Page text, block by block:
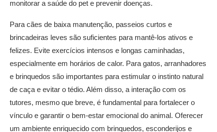
monitorar a saúde do pet e prevenir doenças.
Para cães de baixa manutenção, passeios curtos e
brincadeiras leves são suficientes para mantê-los ativos e
felizes. Evite exercícios intensos e longas caminhadas,
especialmente em horários de calor. Para gatos, arranhadores
e brinquedos são importantes para estimular o instinto natural
de caça e evitar o tédio. Além disso, a interação com os
tutores, mesmo que breve, é fundamental para fortalecer o
vínculo e garantir o bem-estar emocional do animal. Oferecer
um ambiente enriquecido com brinquedos, esconderijos e